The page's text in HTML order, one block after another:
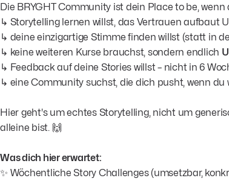
Die BRYGHT Community ist dein Place to be, wenn
↳ Storytelling lernen willst, das Vertrauen aufbaut
↳ deine einzigartige Stimme finden willst (statt in
↳ keine weiteren Kurse brauchst, sondern endlich
↳ Feedback auf deine Stories willst – nicht in 6
↳ eine Community suchst, die dich pusht, wenn
Hier geht's um echtes Storytelling, nicht um
alleine bist. 🙌
Was dich hier erwartet:
✨ Wöchentliche Story Challenges (umsetzbar,